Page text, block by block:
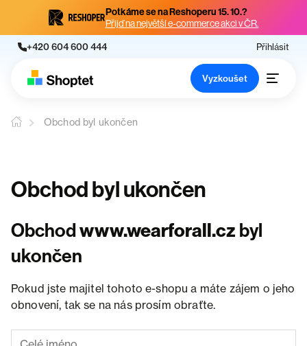
Potkáme se na Reshoperu 15. 10.?
Přijď na největší e-commerce akci v ČR.
+420 604 600 444 Přihlásit
Vyzkoušet
Obchod byl ukončen
Obchod byl ukončen
Obchodwww.wearforall.cz byl
ukončen
Pokud jste majitel tohoto e-shopu a máte zájem o jeho
obnovení, tak se na nás prosím obraťte.